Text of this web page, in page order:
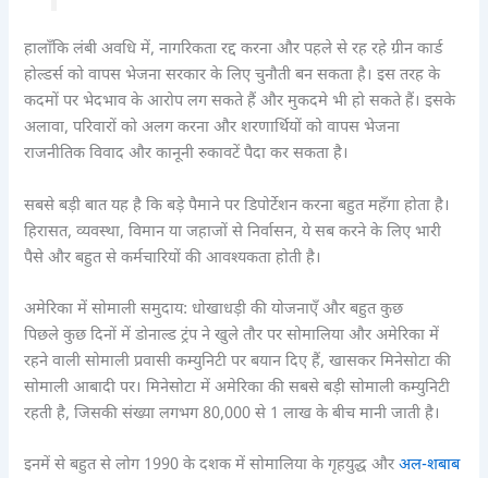
हालाँकि लंबी अवधि में, नागरिकता रद्द करना और पहले से रह रहे ग्रीन कार्ड
होल्डर्स को वापस भेजना सरकार के लिए चुनौती बन सकता है। इस तरह के
कदमों पर भेदभाव के आरोप लग सकते हैं और मुकदमे भी हो सकते हैं। इसके
अलावा, परिवारों को अलग करना और शरणार्थियों को वापस भेजना
राजनीतिक विवाद और कानूनी रुकावटें पैदा कर सकता है।
सबसे बड़ी बात यह है कि बड़े पैमाने पर डिपोर्टेशन करना बहुत महँगा होता है।
हिरासत, व्यवस्था, विमान या जहाजों से निर्वासन, ये सब करने के लिए भारी
पैसे और बहुत से कर्मचारियों की आवश्यकता होती है।
अमेरिका में सोमाली समुदाय: धोखाधड़ी की योजनाएँ और बहुत कुछ
पिछले कुछ दिनों में डोनाल्ड ट्रंप ने खुले तौर पर सोमालिया और अमेरिका में
रहने वाली सोमाली प्रवासी कम्युनिटी पर बयान दिए हैं, खासकर मिनेसोटा की
सोमाली आबादी पर। मिनेसोटा में अमेरिका की सबसे बड़ी सोमाली कम्युनिटी
रहती है, जिसकी संख्या लगभग 80,000 से 1 लाख के बीच मानी जाती है।
इनमें से बहुत से लोग 1990 के दशक में सोमालिया के गृहयुद्ध औरअल-शबाब